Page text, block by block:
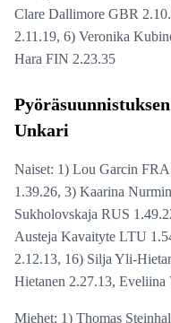
Clare Dallimore GBR
2.11.19, 6) Veronika
Hara FIN 2.23.35
Unkari
Naiset: 1) Lou Garcin
1.39.26, 3) Kaarina
Sukholovskaja RUS
Austeja Kavaityte LTU
2.12.13, 16) Silja Yli-
Hietanen 2.27.13, Eveliina
Miehet: 1) Thomas